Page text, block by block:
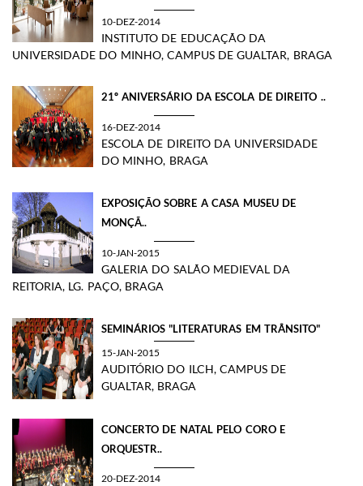
10-DEZ-2014
INSTITUTO DE EDUCAÇÃO DA
UNIVERSIDADE DO MINHO, CAMPUS DE GUALTAR, BRAGA
​21º ANIVERSÁRIO DA ESCOLA DE DIREITO ..
16-DEZ-2014
ESCOLA DE DIREITO DA UNIVERSIDADE
DO MINHO, BRAGA
​EXPOSIÇÃO SOBRE A CASA MUSEU DE
MONÇÃ..
10-JAN-2015
GALERIA DO SALÃO MEDIEVAL DA
REITORIA, LG. PAÇO, BRAGA
SEMINÁRIOS "LITERATURAS EM TRÂNSITO"
15-JAN-2015
AUDITÓRIO DO ILCH, CAMPUS DE
GUALTAR, BRAGA
CONCERTO DE NATAL PELO CORO E
ORQUESTR..
20-DEZ-2014